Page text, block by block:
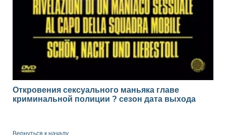
Откровения сексуального маньяка главе
криминальной полиции ? сезон дата выхода
Вернуться к началу